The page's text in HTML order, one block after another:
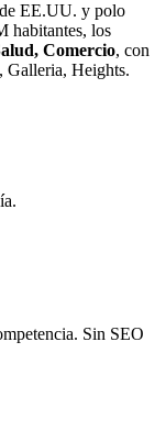
EE.UU. y polo
habitantes, los
Comercio, con
Galleria, Heights.
Sin SEO